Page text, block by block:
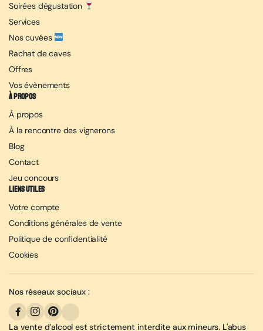
Soirées dégustation
Services
Nos cuvées
Rachat de caves
Offres
Vos évènements
À propos
À propos
À la rencontre des vignerons
Blog
Contact
Jeu concours
Liens utiles
Votre compte
Conditions générales de vente
Politique de confidentialité
Cookies
Nos réseaux sociaux :
La vente d’alcool est strictement interdite aux mineurs. L'abus